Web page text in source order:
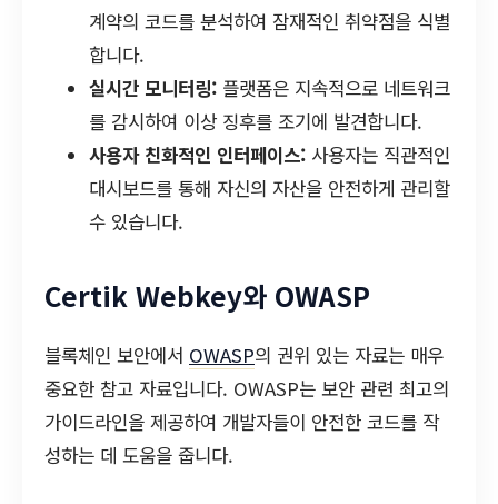
계약의 코드를 분석하여 잠재적인 취약점을 식별
합니다.
실시간 모니터링: 플랫폼은 지속적으로 네트워크
를 감시하여 이상 징후를 조기에 발견합니다.
사용자 친화적인 인터페이스: 사용자는 직관적인
대시보드를 통해 자신의 자산을 안전하게 관리할
수 있습니다.
Certik Webkey와 OWASP
블록체인 보안에서 OWASP의 권위 있는 자료는 매우
중요한 참고 자료입니다. OWASP는 보안 관련 최고의
가이드라인을 제공하여 개발자들이 안전한 코드를 작
성하는 데 도움을 줍니다.